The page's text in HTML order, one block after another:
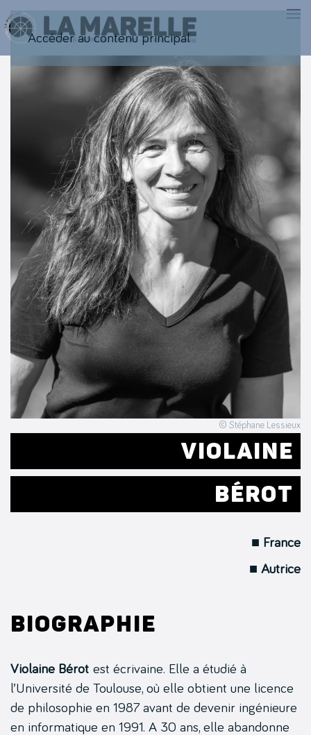
Accéder au contenu principal
© Stéphane Lessieux
VIOLAINE
BÉROT
■ France
■ Autrice
Biographie
Violaine Bérot est écrivaine. Elle a étudié à
l’Université de Toulouse, où elle obtient une licence
de philosophie en 1987 avant de devenir ingénieure
en informatique en 1991. A 30 ans, elle abandonne